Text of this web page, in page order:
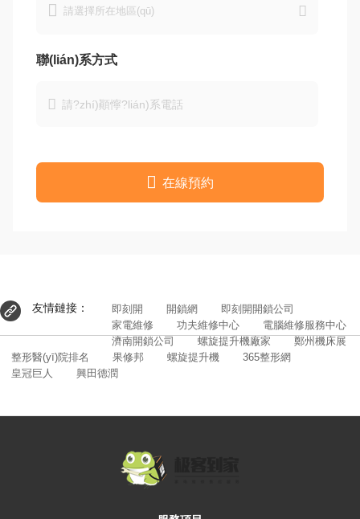
 
聯(lián)系方式

 在線預約
友情鏈接： 即刻開 開鎖網
即刻開開鎖公司
家電維修
功夫維修中心
電腦維修服務中心
濟南開鎖公司
螺旋提升機廠家
鄭州機床展
整形醫(yī)院排名
果修邦 螺旋提升機
365整形網
皇冠巨人
興田德潤